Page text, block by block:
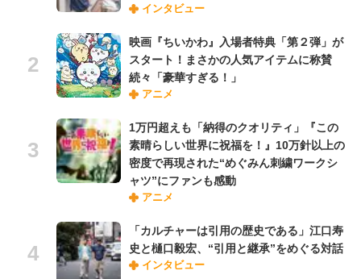
インタビュー
映画『ちいかわ』入場者特典「第２弾」が
スタート！まさかの人気アイテムに称賛
続々「豪華すぎる！」
アニメ
1万円超えも「納得のクオリティ」『この
素晴らしい世界に祝福を！』10万針以上の
密度で再現された“めぐみん刺繍ワークシ
ャツ”にファンも感動
アニメ
「カルチャーは引用の歴史である」江口寿
史と樋口毅宏、“引用と継承”をめぐる対話
インタビュー